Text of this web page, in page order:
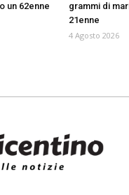
un 62enne
grammi di
21enne
4 Agosto 2026